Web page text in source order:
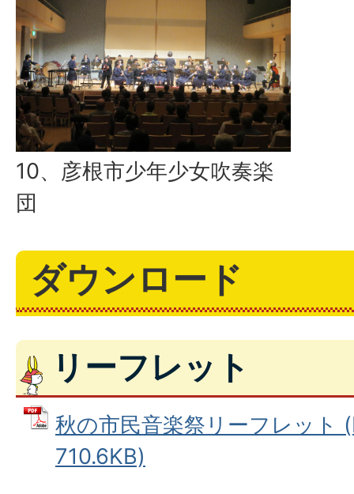
10、彦根市少年少女吹奏楽
団
ダウンロード
リーフレット
秋の市民音楽祭リーフレット
710.6KB)